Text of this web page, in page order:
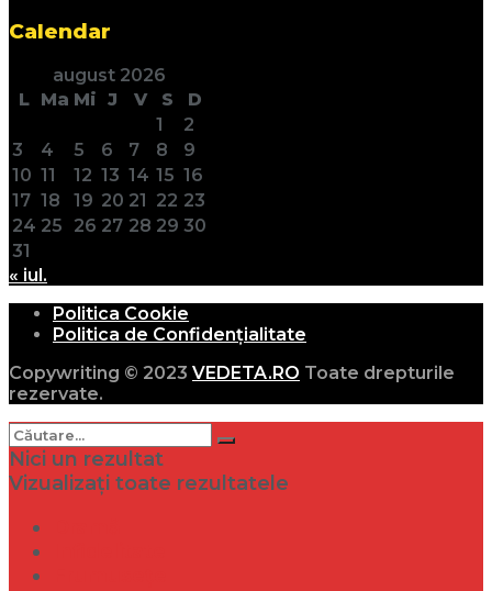
Calendar
august 2026
L Ma Mi J V S
D
1
2
3
4 5 6 7 8
9
10 11 12 13 14 15 16
17 18 19 20 21 22 23
24 25 26 27 28 29 30
31
« iul.
Politica Cookie
Politica de Confidențialitate
Copywriting © 2023 VEDETA.RO Toate drepturile
rezervate.
Nici un rezultat
Vizualizați toate rezultatele